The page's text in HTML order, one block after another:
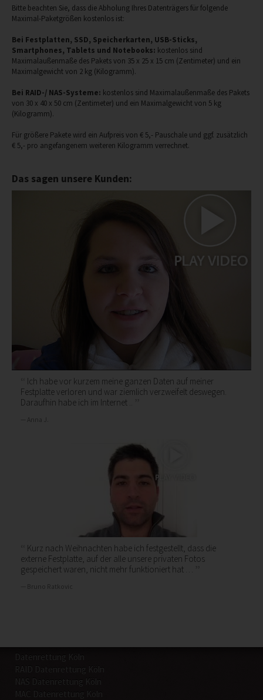
Bitte beachten Sie, dass die Abholung Ihres Datenträgers für folgende
Maximal-Paketgrößen kostenlos ist:
Bei Festplatten, SSD, Speicherkarten, USB-Sticks,
Smartphones, Tablets und Notebooks: kostenlos sind
Maximalaußenmaße des Pakets von 35 x 25 x 15 cm (Zentimeter) und ein
Maximalgewicht von 2 kg (Kilogramm).
Bei RAID-/ NAS-Systeme: kostenlos sind Maximalaußenmaße des Pakets
von 30 x 40 x 50 cm (Zentimeter) und ein Maximalgewicht von 5 kg
(Kilogramm).
Für größere Pakete wird ein Aufpreis von € 5,- Pauschale und ggf. zusätzlich
€ 5,- pro angefangenem weiteren Kilogramm verrechnet.
Das sagen unsere Kunden:
Ich habe vor kurzem meine ganzen Daten auf meiner
Festplatte verloren und war ziemlich verzweifelt deswegen.
Daraufhin habe ich im Internet ..
Anna J.
Kurz nach Weihnachten habe ich festgestellt, dass die
externe Festplatte, auf der alle unsere privaten Fotos
gespeichert waren, nicht mehr funktioniert hat …
Bruno Ratkovic
Datenrettung Köln
RAID Datenrettung Köln
NAS Datenrettung Köln
MAC Datenrettung Köln